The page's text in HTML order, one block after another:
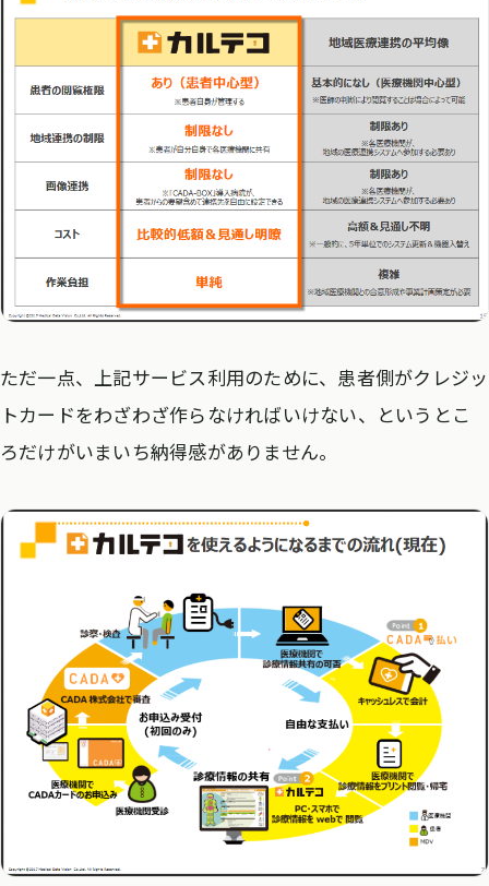
ただ一点、上記サービス利用のために、患者側がクレジッ
トカードをわざわざ作らなければいけない、というとこ
ろだけがいまいち納得感がありません。